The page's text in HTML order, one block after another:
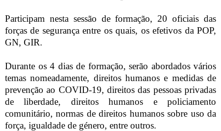
Participam nesta sessão de formação, 20 oficiais das
forças de segurança entre os quais, os efetivos da POP,
GN, GIR.
Durante os 4 dias de formação, serão abordados vários
temas nomeadamente, direitos humanos e medidas de
prevenção ao COVID-19, direitos das pessoas privadas
de liberdade, direitos humanos e policiamento
comunitário, normas de direitos humanos sobre uso da
força, igualdade de género, entre outros.